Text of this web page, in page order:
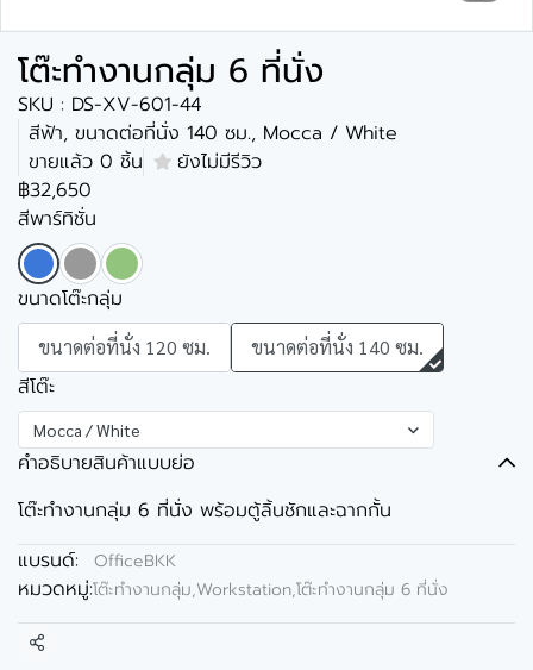
โต๊ะทำงานกลุ่ม 6 ที่นั่ง
SKU : DS-XV-601-44
สีฟ้า, ขนาดต่อที่นั่ง 140 ซม., Mocca / White
ขายแล้ว 0 ชิ้น
ยังไม่มีรีวิว
฿32,650
สีพาร์ทิชั่น
ขนาดโต๊ะกลุ่ม
ขนาดต่อที่นั่ง 120 ซม. ขนาดต่อที่นั่ง 140 ซม.
สีโต๊ะ
Mocca / White
คำอธิบายสินค้าแบบย่อ
โต๊ะทำงานกลุ่ม 6 ที่นั่ง พร้อมตู้ลิ้นชักและฉากกั้น
แบรนด์:
OfficeBKK
หมวดหมู่:โต๊ะทำงานกลุ่ม,Workstation,โต๊ะทำงานกลุ่ม 6 ที่นั่ง
แชร์